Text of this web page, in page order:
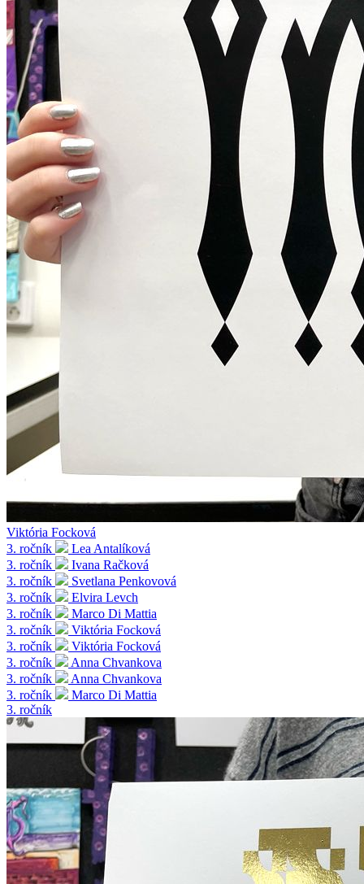
Viktória Focková
3. ročník
Lea Antalíková
3. ročník
Ivana Račková
3. ročník
Svetlana Penkovová
3. ročník
Elvira Levch
3. ročník
Marco Di Mattia
3. ročník
Viktória Focková
3. ročník
Viktória Focková
3. ročník
Anna Chvankova
3. ročník
Anna Chvankova
3. ročník
Marco Di Mattia
3. ročník